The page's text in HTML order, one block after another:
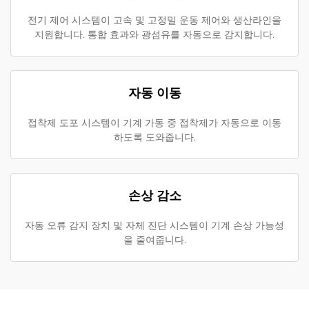
전기 제어 시스템이 고속 및 고정밀 운동 제어와 생산라인을
지원합니다. 통합 효과와 광섬유를 자동으로 감지합니다.
자동 이동
접착제 도포 시스템이 기계 가동 중 접착제가 자동으로 이동
하도록 도와줍니다.
손상 감소
자동 오류 감지 장치 및 자체 진단 시스템이 기계 손상 가능성
을 줄여줍니다.